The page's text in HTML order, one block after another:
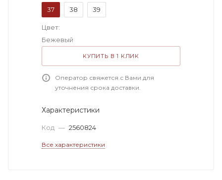
37
38 39
Цвет:
Бежевый
КУПИТЬ В 1 КЛИК
Оператор свяжется с Вами для
уточнения срока доставки.
Характеристики
Код — 2560824
Все характеристики